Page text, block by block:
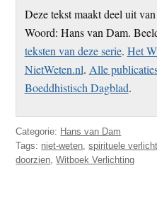
Deze tekst maakt deel uit
Woord: Hans van Dam.
teksten van deze serie. Het
NietWeten.nl. Alle
Boeddhistisch Dagblad.
Categorie: Hans van Dam
Tags: niet-weten,spirituele
doorzien,Witboek Verlichting